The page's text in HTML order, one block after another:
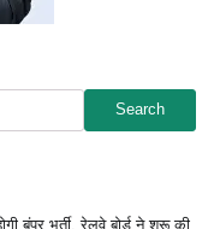
Search
बंपर भर्ती, रेलवे बोर्ड ने शुरू की